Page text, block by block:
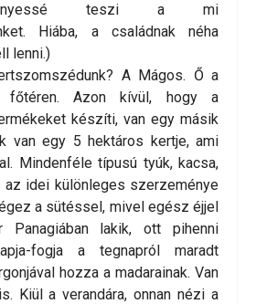
teszi a mi
Hiába, a családnak néha
lenni.)
A Mágos. Ő a
főtéren. Azon kívül, hogy a
készíti, van egy másik
van egy 5 hektáros kertje, ami
Mindenféle típusú tyúk, kacsa,
az idei különleges szerzeménye
a sütéssel, mivel egész éjjel
lakik, ott pihenni
fogja a tegnapról maradt
hozza a madarainak. Van
Kiül a verandára, onnan nézi a